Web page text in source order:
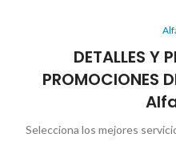
DETALLES Y
PROMOCIONES
Selecciona los mejores